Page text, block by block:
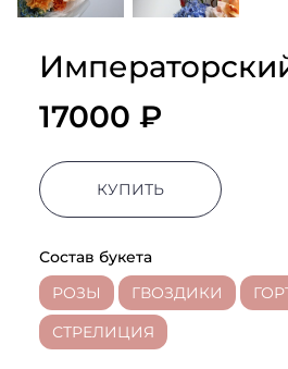
17000 ₽
КУПИТЬ
Состав букета
РОЗЫ
ГВОЗДИКИ
СТРЕЛИЦИЯ